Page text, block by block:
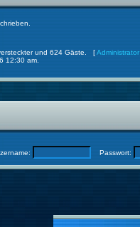
und 624 Gäste. [Administrator
12:30 am.
Passwort: